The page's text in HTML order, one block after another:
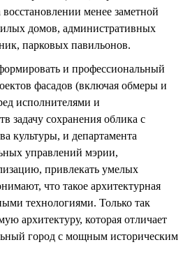
менее заметной
домов, административных
парковых павильонов.
и профессиональный
фасадов (включая обмеры и
исполнителями и
задачу сохранения облика с
культуры, и департамента
управлений мэрии,
привлекать умелых
что такое архитектурная
технологиями. Только так
архитектуру, которая отличает
город с мощным историческим